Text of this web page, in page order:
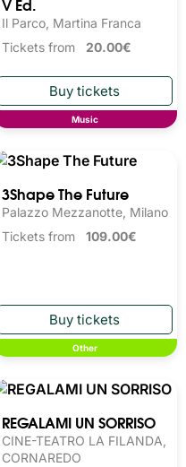
Mangé E Zombé -
Traditional Puglia Event
V Ed.
Il Parco, Martina Franca
Tickets from
20.00€
Palazzo Mezzanotte, Milano
Tickets from109.00€